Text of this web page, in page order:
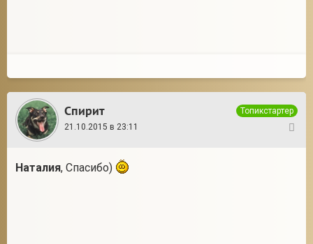
Спирит
Топикстартер
21.10.2015 в 23:11
Наталия, Спасибо)